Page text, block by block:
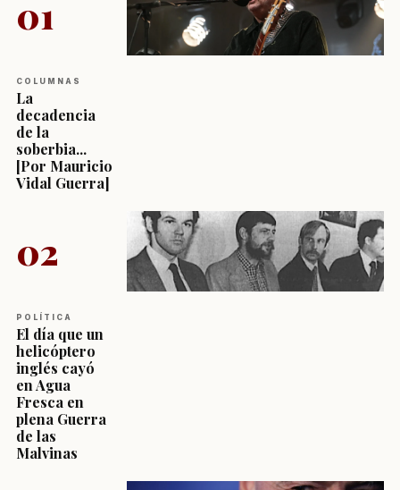
01
COLUMNAS
La
decadencia
de la
soberbia...
[Por Mauricio
Vidal Guerra]
02
POLÍTICA
El día que un
helicóptero
inglés cayó
en Agua
Fresca en
plena Guerra
de las
Malvinas